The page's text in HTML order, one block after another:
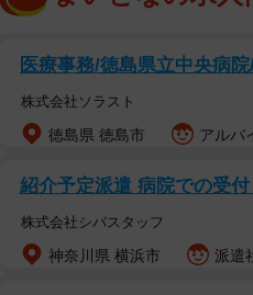
み」として、飛行機の
座席で撮
韓国では「公演鑑賞と現代美
ち2人は違うところだらけだけ
をうかがわせた。
堀川さんは2010年、痙性斜頸
寝たきりに、そこから頑張って
医療事務/徳島県立中央病
株式会社ソラスト
徳島県 徳島市 アルバ
紹介予定派遣 病院での受
株式会社シバスタッフ
神奈川県 横浜市 派遣